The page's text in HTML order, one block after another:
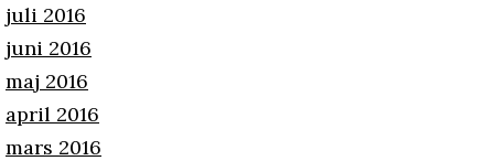
juli 2016
juni 2016
maj 2016
april 2016
mars 2016